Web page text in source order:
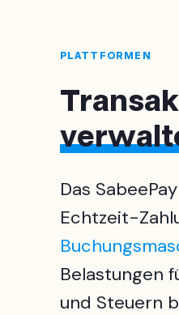
PLATTFORMEN
Das
Echtzeit-
Belastungen
und Steuern